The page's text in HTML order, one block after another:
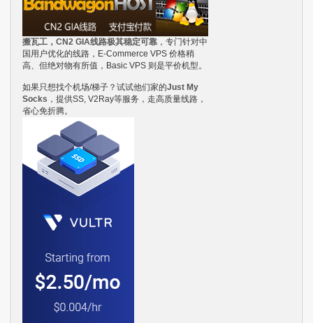
搬瓦工，CN2 GIA线路极其稳定可靠 ，专门针对中
国用户优化的线路，E-Commerce VPS 价格稍
高、但绝对物有所值，Basic VPS 则是平价机型。
如果只想找个机场/梯子？试试他们家的Just My
Socks ，提供SS, V2Ray等服务，走高质量线路，
省心免折腾。